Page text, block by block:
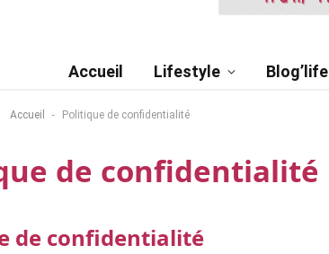
Accueil Lifestyle Blog’life
Accueil - Politique de confidentialité
de confidentialité
de confidentialité